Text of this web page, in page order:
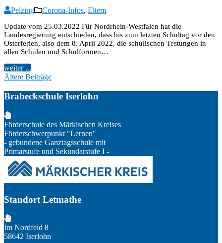
Pelzing Corona-Infos, Eltern
Update vom 25.03.2022 Für Nordrhein-Westfalen hat die
Landesregierung entschieden, dass bis zum letzten Schultag vor den
Osterferien, also dem 8. April 2022, die schulischen Testungen in
allen Schulen und Schulformen…
weiter ...
Beitragsnavigation
Ältere Beiträge
Brabeckschule Iserlohn
Förderschule des Märkischen Kreises
Förderschwerpunkt "Lernen"
- gebundene Ganztagsschule mit
Primarstufe und Sekundarstufe I -
Standort Letmathe
Im Nordfeld 8
58642 Iserlohn